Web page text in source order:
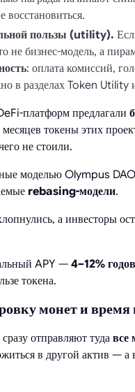
восстановиться.
пользы (utility).
не бизнес-модель, а
: оплата комиссий,
в разделах Token
платформ предлагали
токены этих
не стоили.
моделью Olympus
rebasing-модели.
а инвесторы
APY — 4–12%
токена.
монет и
отправляют туда все
в другой актив — а